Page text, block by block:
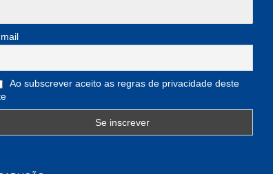
Ao subscrever aceito as regras de privacidade deste